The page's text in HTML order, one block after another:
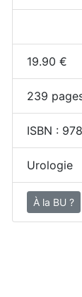
19.90 €
239
ISBN :
Urologie
À la BU ?